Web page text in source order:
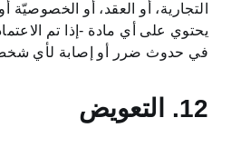
التجارية، أو العقد، أو الخصوصيّة
يحتوي على أي مادة -إذا تم
في حدوث ضرر أو إصابة لأي
12. التعويض